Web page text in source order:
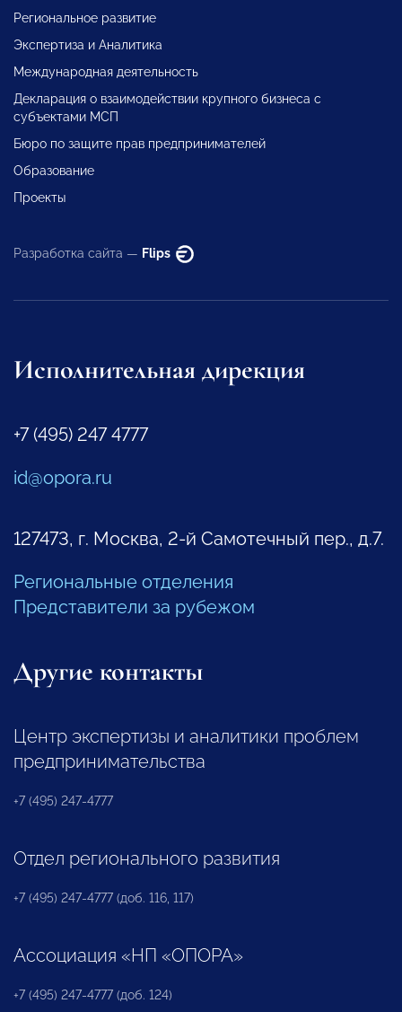
Региональное развитие
Экспертиза и Аналитика
Международная деятельность
Декларация о взаимодействии крупного бизнеса с
субъектами МСП
Бюро по защите прав предпринимателей
Образование
Проекты
Разработка сайта — Flips
Исполнительная дирекция
+7 (495) 247 4777
id@opora.ru
127473, г. Москва, 2-й Самотечный пер., д.7.
Региональные отделения
Представители за рубежом
Другие контакты
Центр экспертизы и аналитики проблем
предпринимательства
+7 (495) 247-4777
Отдел регионального развития
+7 (495) 247-4777 (доб. 116, 117)
Ассоциация «НП «ОПОРА»
+7 (495) 247-4777 (доб. 124)